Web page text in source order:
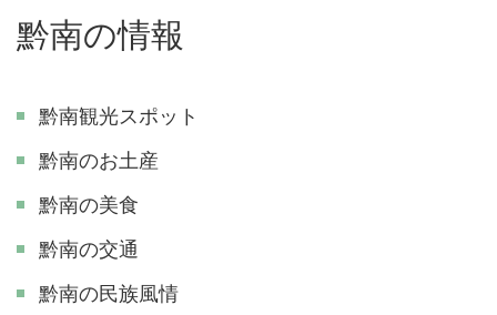
黔南の情報
黔南観光スポット
黔南のお土産
黔南の美食
黔南の交通
黔南の民族風情